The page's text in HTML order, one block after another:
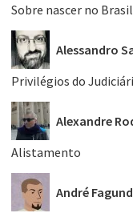
Sobre nascer no
Alessandro
Privilégios do
Alexandre
Alistamento
André